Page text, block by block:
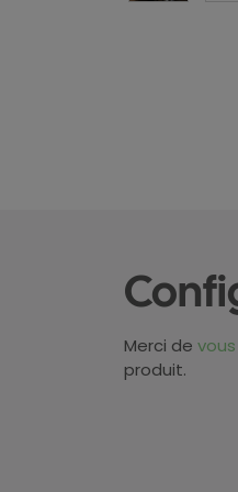
Merci de
produit.